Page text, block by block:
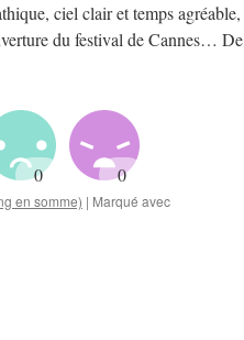
ciel clair et temps agréable,
du festival de Cannes… De
en somme) | Marqué avec